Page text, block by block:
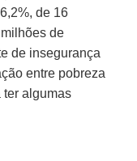
de 16
de
de insegurança
entre pobreza
ter algumas